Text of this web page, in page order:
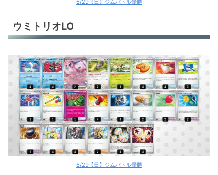
ヒビキのバクフーン
ヒビキのバクフーン
サーフゴーex
サーフゴーex
サーフゴーex
サーフゴーex
タケルライコex
タケルライコex
6/29【日】ジムバトル優勝
ウミトリオLO
6/29【日】ジムバトル優勝